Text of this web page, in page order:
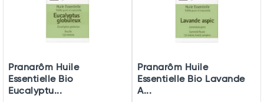
Pranarôm Huile
Essentielle Bio
Eucalyptu...
Pranarôm Huile
Essentielle Bio Lavande
A...